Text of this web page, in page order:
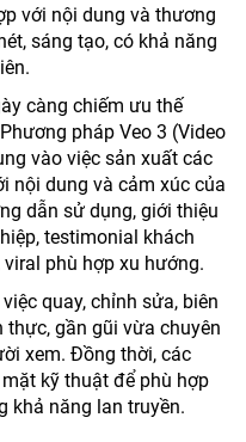
với nội dung và thương
sáng tạo, có khả năng
càng chiếm ưu thế
pháp Veo 3 (Video
vào việc sản xuất các
nội dung và cảm xúc của
dẫn sử dụng, giới thiệu
testimonial khách
phù hợp xu hướng.
quay, chỉnh sửa, biên
gần gũi vừa chuyên
xem. Đồng thời, các
kỹ thuật để phù hợp
khả năng lan truyền.